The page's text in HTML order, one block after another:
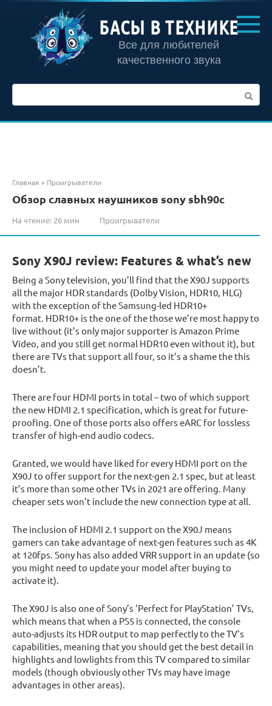
контенту
БАСЫ В ТЕХНИКЕ
Все для любителей
качественного звука
Главная » Проигрыватели
Обзор славных наушников sony sbh90c
На чтение: 26 мин Проигрыватели
Sony X90J review: Features & what’s new
Being a Sony television, you’ll find that the X90J supports
all the major HDR standards (Dolby Vision, HDR10, HLG)
with the exception of the Samsung-led HDR10+
format. HDR10+ is the one of the those we’re most happy to
live without (it’s only major supporter is Amazon Prime
Video, and you still get normal HDR10 even without it), but
there are TVs that support all four, so it’s a shame the this
doesn’t.
There are four HDMI ports in total – two of which support
the new HDMI 2.1 specification, which is great for future-
proofing. One of those ports also offers eARC for lossless
transfer of high-end audio codecs.
Granted, we would have liked for every HDMI port on the
X90J to offer support for the next-gen 2.1 spec, but at least
it’s more than some other TVs in 2021 are offering. Many
cheaper sets won’t include the new connection type at all.
The inclusion of HDMI 2.1 support on the X90J means
gamers can take advantage of next-gen features such as 4K
at 120fps. Sony has also added VRR support in an update (so
you might need to update your model after buying to
activate it).
The X90J is also one of Sony’s ‘Perfect for PlayStation’ TVs,
which means that when a PS5 is connected, the console
auto-adjusts its HDR output to map perfectly to the TV’s
capabilities, meaning that you should get the best detail in
highlights and lowlights from this TV compared to similar
models (though obviously other TVs may have image
advantages in other areas).